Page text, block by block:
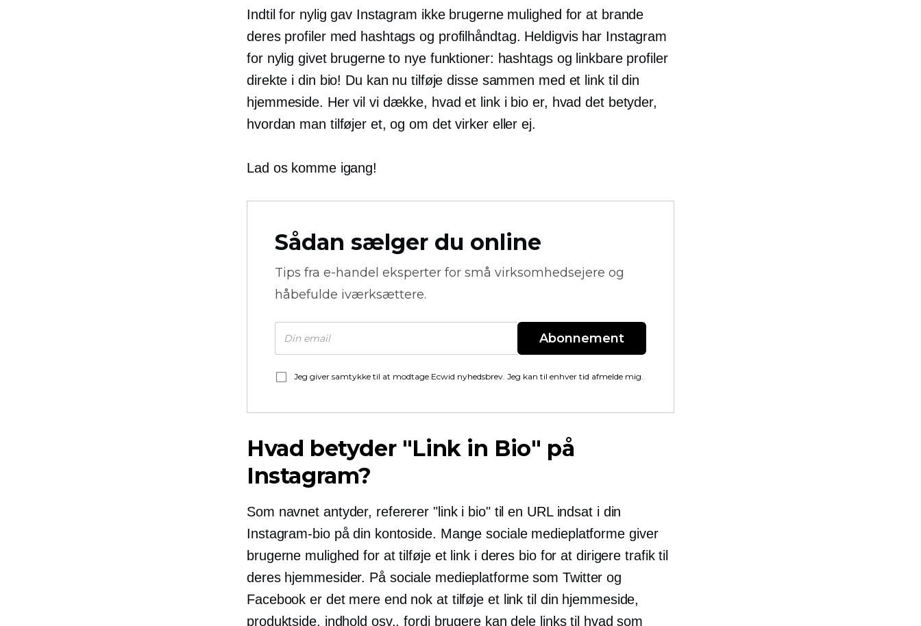
Indtil for nylig gav Instagram ikke brugerne mulighed for at brande
deres profiler med hashtags og profilhåndtag. Heldigvis har Instagram
for nylig givet brugerne to nye funktioner: hashtags og linkbare profiler
direkte i din bio! Du kan nu tilføje disse sammen med et link til din
hjemmeside. Her vil vi dække, hvad et link i bio er, hvad det betyder,
hvordan man tilføjer et, og om det virker eller ej.
Lad os komme igang!
Sådan sælger du online
Tips fra e-handel eksperter for små virksomhedsejere og
håbefulde iværksættere.
Abonnement
Jeg giver samtykke til at modtage Ecwid nyhedsbrev. Jeg kan til enhver tid afmelde mig.
Hvad betyder "Link in Bio" på
Instagram?
Som navnet antyder, refererer "link i bio" til en URL indsat i din
Instagram-bio på din kontoside. Mange sociale medieplatforme giver
brugerne mulighed for at tilføje et link i deres bio for at dirigere trafik til
deres hjemmesider. På sociale medieplatforme som Twitter og
Facebook er det mere end nok at tilføje et link til din hjemmeside,
produktside, indhold osv., fordi brugere kan dele links til hvad som